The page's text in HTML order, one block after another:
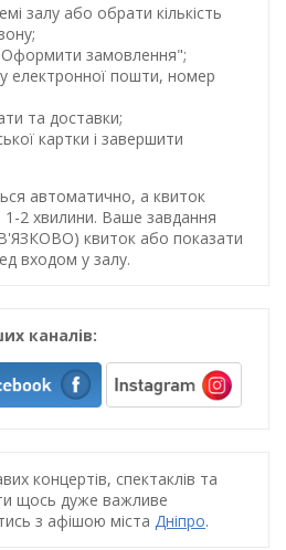
залу або обрати кількість
замовлення";
електронної пошти, номер
та доставки;
картки і завершити
автоматично, а квиток
2 хвилини. Ваше завдання
квиток або показати
входом у залу.
каналів:
концертів, спектаклів та
щось дуже важливе
з афішою міста Дніпро.